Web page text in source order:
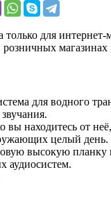
только для
розничных магазинах
для водного
вы находитесь от
целый день.
высокую планку
аудиосистем.